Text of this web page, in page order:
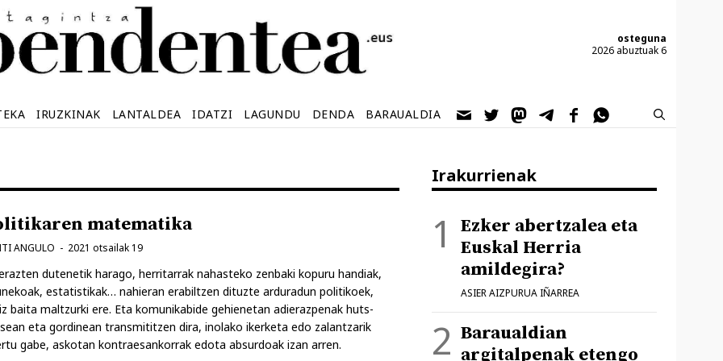
osteguna
2026 abuztuak 6
IRUZKINAK LANTALDEA IDATZI LAGUNDU DENDA BARAUALDIA
matematika
2021 otsailak 19
ANGULO
dutenetik harago, herritarrak nahasteko zenbaki kopuru handiak,
estatistikak… nahieran erabiltzen dituzte arduradun politikoek,
baita maltzurki ere. Eta komunikabide gehienetan adierazpenak huts-
eta gordinean transmititzen dira, inolako ikerketa edo zalantzarik
gabe, askotan kontraesankorrak edota absurdoak izan arren.
Irakurrienak
Ezker abertzalea eta
Euskal Herria
amildegira?
ASIER AIZPURUA IÑARREA
Baraualdian
argitalpenak etengo